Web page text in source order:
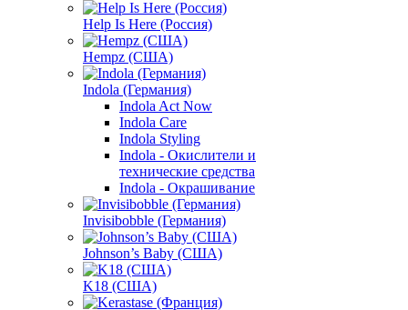
Help Is Here (Россия)
Hempz (США)
Indola (Германия)
Indola Act Now
Indola Care
Indola Styling
Indola - Окислители и
технические средства
Indola - Окрашивание
Invisibobble (Германия)
Johnson’s Baby (США)
K18 (США)